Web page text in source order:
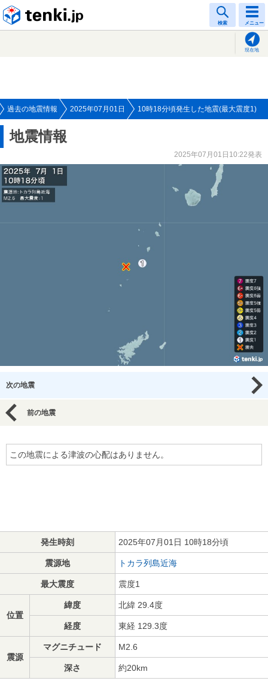
検索 メニュー
現在地
過去の地震情報 2025年07月01日 10時18分頃発生した地震(最大震度1)
地震情報
2025年07月01日10:22発表
次の地震
前の地震
この地震による津波の心配はありません。
発生時刻 2025年07月01日 10時18分頃
震源地 トカラ列島近海
最大震度 震度1
位置
緯度 北緯 29.4度
経度 東経 129.3度
震源
マグニチュード M2.6
深さ 約20km